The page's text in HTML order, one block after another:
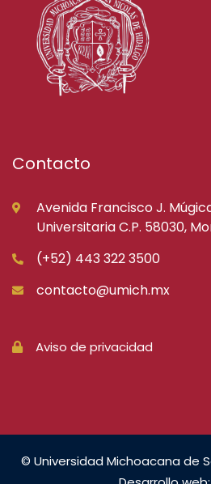
Contacto
Avenida Francisco J.
Universitaria C.P. 58030,
(+52) 443 322 3500
contacto@umich.mx
Aviso de privacidad
© Universidad Michoacana de